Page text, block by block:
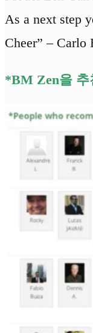
As a next step
Cheer” – Carlo
*BM Zen을 추